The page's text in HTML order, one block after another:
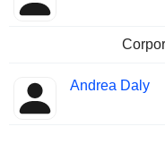
Andrea Daly